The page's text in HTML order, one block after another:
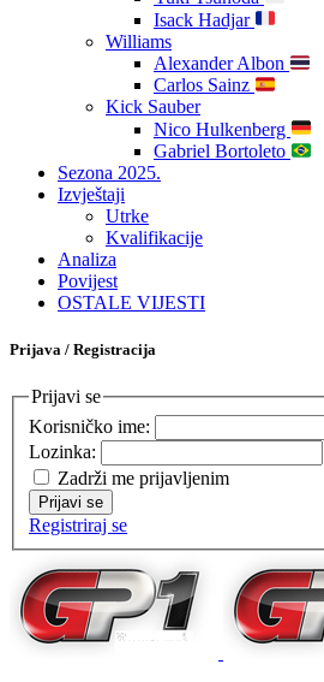
Isack Hadjar
Williams
Alexander Albon
Carlos Sainz
Kick Sauber
Nico Hulkenberg
Gabriel Bortoleto
Sezona 2025.
Izvještaji
Utrke
Kvalifikacije
Analiza
Povijest
OSTALE VIJESTI
Prijava / Registracija
Prijavi se
Korisničko ime:
Lozinka:
Zadrži me prijavljenim
Prijavi se
Registriraj se